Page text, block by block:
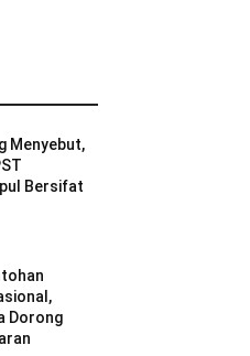
Menyebut,
Bersifat
Dorong